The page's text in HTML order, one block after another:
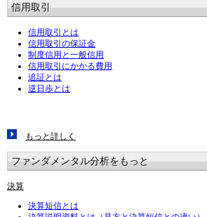
信用取引
信用取引とは
信用取引の保証金
制度信用と一般信用
信用取引にかかる費用
追証とは
逆日歩とは
もっと詳しく
ファンダメンタル分析をもっと
決算
決算短信とは